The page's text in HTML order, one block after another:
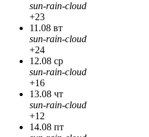
sun-rain-cloud
+23
11.08 вт
sun-rain-cloud
+24
12.08 ср
sun-rain-cloud
+16
13.08 чт
sun-rain-cloud
+12
14.08 пт